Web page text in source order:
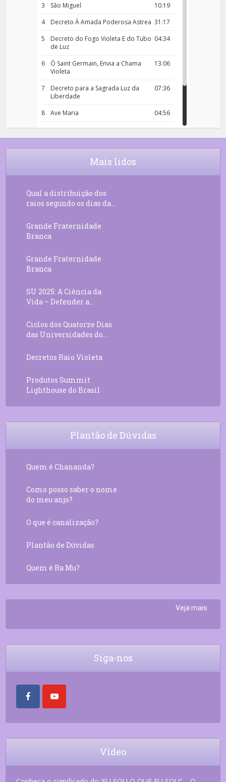
3
10:19
São Miguel
4
31:17
Decreto À Amada Poderosa Astrea
5
04:34
Decreto do Fogo Violeta E do Tubo
de Luz
6
13:06
Ó Saint Germain, Envia a Chama
Violeta
7
07:36
Decreto para a Sagrada Luz da
Liberdade
8
04:56
Ave Maria
9
18:00
Rosário da Criança
10
04:43
Decreto 50.03 – Diante da Vossa
Mais lidos
Qual a distribuição dos
raios segundo os dias da...
Grande Fraternidade
Branca
Grande Fraternidade
Branca
SU 2025: A Ciência da
Vida – Defender a...
Ciclos dos Quatorze Dias
das Universidades do...
Decretos Raio Violeta
Produtos Summit
Lighthouse do Brasil
Plantão de Dúvidas
Quem é Chananda?
Como posso saber o nome
do meu anjo?
O que é canalização?
Plantão de Dúvidas
Quem é Ra Mu?
Veja mais
Siga-nos
Vídeo